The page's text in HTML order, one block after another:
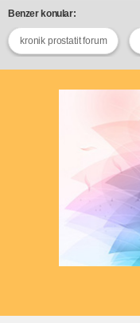
Benzer konular:
kronik prostatit forum